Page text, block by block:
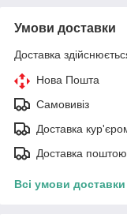
Умови доставки
Доставка
Нова Пошта
Самовивіз
Доставка
Доставка поштою
Всі умови доставки